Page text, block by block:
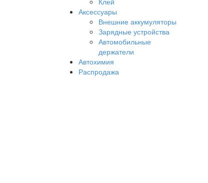
Аксессуары
Внешние аккумуляторы
Зарядные устройства
Автомобильные
держатели
Автохимия
Распродажа